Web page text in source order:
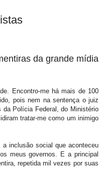
da grande mídia
Encontro-me há mais de 100
pois nem na sentença o juiz
da Polícia Federal, do Ministério
tratar-me como um inimigo
inclusão social que aconteceu
meus governos. E a principal
repetida mil vezes por suas